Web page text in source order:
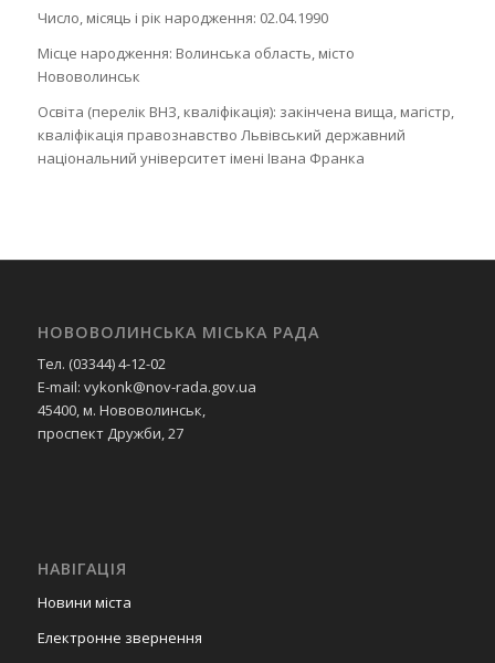
Число, місяць і рік народження: 02.04.1990
Місце народження: Волинська область, місто
Нововолинськ
Освіта (перелік ВНЗ, кваліфікація): закінчена вища, магістр,
кваліфікація правознавство Львівський державний
національний університет імені Івана Франка
НОВОВОЛИНСЬКА МІСЬКА РАДА
Тел. (03344) 4-12-02
E-mail: vykonk@nov-rada.gov.ua
45400, м. Нововолинськ,
проспект Дружби, 27
НАВІГАЦІЯ
Новини міста
Електронне звернення